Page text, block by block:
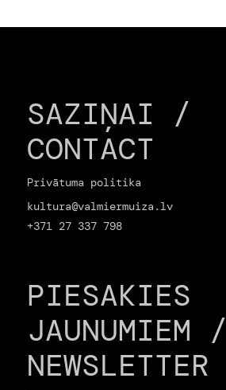
SAZIŅAI /
CONTACT
Privātuma politika
kultura@valmiermuiza.lv
+371 27 337 798
PIESAKIES
JAUNUMIEM /
NEWSLETTER